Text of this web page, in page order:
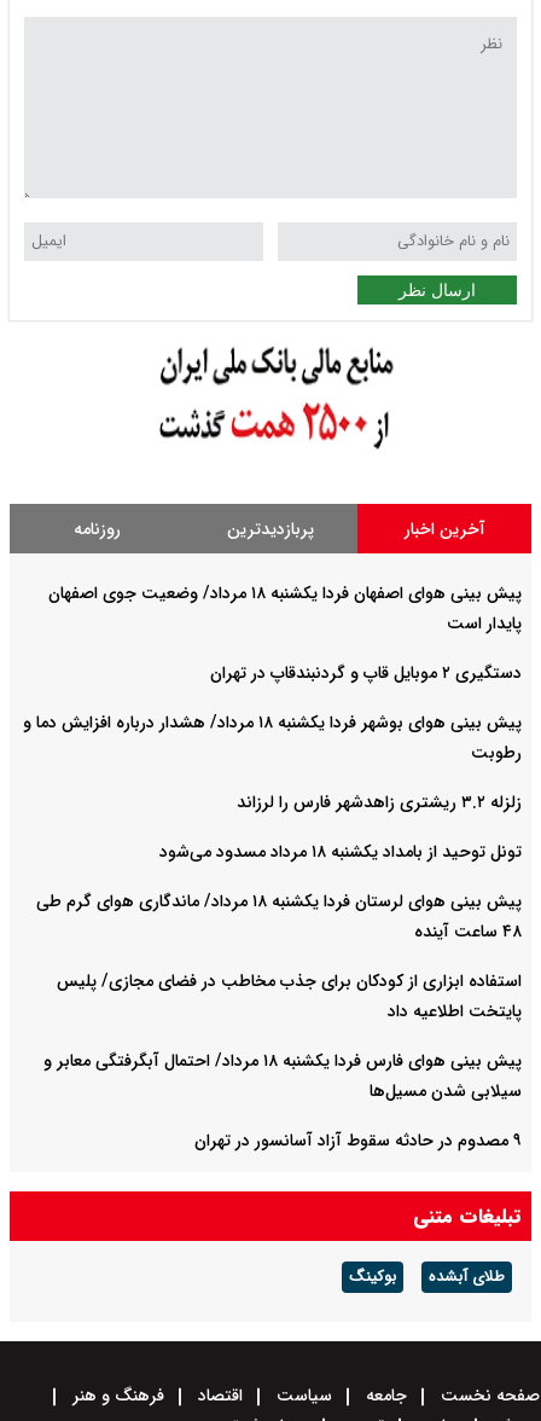
ارسال نظر
آخرین اخبار پربازدیدترین روزنامه
پیش بینی هوای اصفهان فردا یکشنبه ۱۸ مرداد/ وضعیت جوی اصفهان
پایدار است
دستگیری ۲ موبایل قاپ و گردنبندقاپ در تهران
پیش بینی هوای بوشهر فردا یکشنبه ۱۸ مرداد/ هشدار درباره افزایش دما و
رطوبت
زلزله ۳.۲ ریشتری زاهدشهر فارس را لرزاند
تونل توحید از بامداد یکشنبه ۱۸ مرداد مسدود می‌شود
پیش بینی هوای لرستان فردا یکشنبه ۱۸ مرداد/ ماندگاری هوای گرم طی
۴۸ ساعت آینده
استفاده ابزاری از کودکان برای جذب مخاطب در فضای مجازی/ پلیس
پایتخت اطلاعیه داد
پیش بینی هوای فارس فردا یکشنبه ۱۸ مرداد/ احتمال آبگرفتگی معابر و
سیلابی شدن مسیل‌ها
۹ مصدوم در حادثه سقوط آزاد آسانسور در تهران
ابلاغ پذیرش دانشجو به شیوه استادمحور
تبلیغات متنی
طلای آبشده بوکینگ
صفحه نخست جامعه سیاست اقتصاد
فرهنگ و هنر